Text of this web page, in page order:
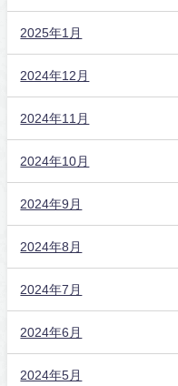
2025年1月
2024年12月
2024年11月
2024年10月
2024年9月
2024年8月
2024年7月
2024年6月
2024年5月